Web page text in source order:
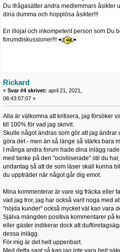
Du ifrågasätter andra medlemmars åsikter
dina dumma och hopplösa åsikter!!!
En illojal och inkompetent person som Du
forumdiskussioner!!!
Rickard
« Svar #4 skrivet: april 21, 2021,
08:43:07:07 »
Alla är välkomna att kritisera, jag försöker
till 100% för vad jag skrivit.
Skulle något ändras som gör att jag ändrar
göra det - men än så länge så stärks bara
I många andra forum hade dina inlägg
med tanke på den "ociviliserade" stil du
undantag så att de som läser skall kunna
du uppträder när något går dig emot.
Mina kommenterar är vare sig fräcka eller
vad jag tror, jag har också varit noga med
"nöjda kunder" också mycket väl kan vara
Själva mängden positiva kommentarer på
eller gäster indikerar dock att du/
dessa inlägg.
För mig är det helt uppenbart.